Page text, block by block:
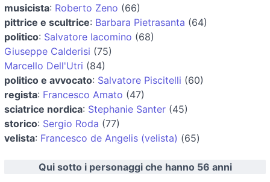
musicista: Roberto Zeno (66)
pittrice e scultrice: Barbara Pietrasanta (64)
politico: Salvatore Iacomino (68)
Giuseppe Calderisi (75)
Marcello Dell'Utri (84)
politico e avvocato: Salvatore Piscitelli (60)
regista: Francesco Amato (47)
sciatrice nordica: Stephanie Santer (45)
storico: Sergio Roda (77)
velista: Francesco de Angelis (velista) (65)
Qui sotto i personaggi che hanno 56 anni